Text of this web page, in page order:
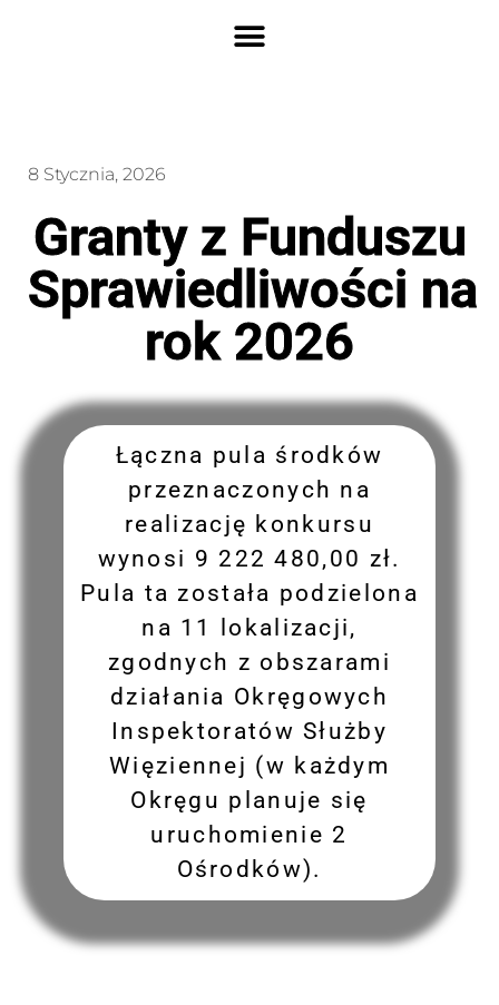
8 Stycznia, 2026
Granty z Funduszu
Sprawiedliwości na
rok 2026
Łączna pula środków
przeznaczonych na
realizację konkursu
wynosi 9 222 480,00 zł.
Pula ta została podzielona
na 11 lokalizacji,
zgodnych z obszarami
działania Okręgowych
Inspektoratów Służby
Więziennej (w każdym
Okręgu planuje się
uruchomienie 2
Ośrodków).